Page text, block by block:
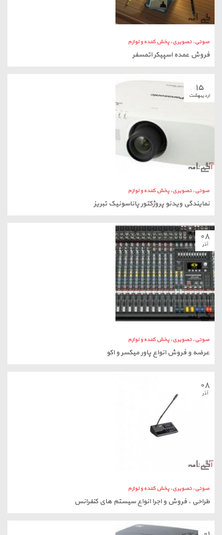
صوتی، تصویری، پخش کننده و لوازم
نمایندگی ویدئو پروژکتور پاناسونیک تبریز
صوتی، تصویری، پخش کننده و لوازم
عرضه و فروش انواع پاور میکسر و اکو
۰۸
آذر
صوتی، تصویری، پخش کننده و لوازم
طراحی ، فروش و اجرا انواع سیستم های کنفرانس